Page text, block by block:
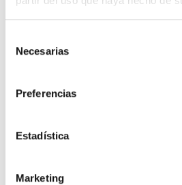
Necesarias
Preferencias
Estadística
Marketing
Detalles del producto